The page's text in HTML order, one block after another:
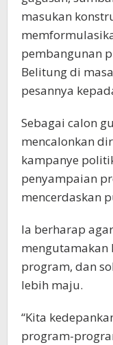
masukan
pembangunan
Belitung di
pesannya
Sebagai calon
mencalonkan
kampanye
penyampaian
mencerdaskan
Ia berharap
mengutamakan
program, dan
lebih maju.
“Kita
program-